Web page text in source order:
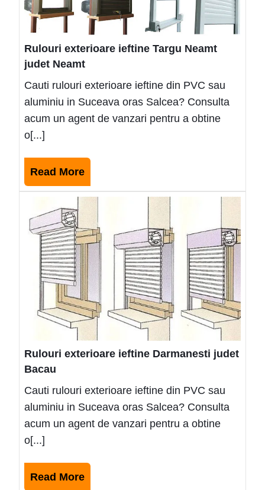
Rulouri exterioare ieftine Targu Neamt
judet Neamt
Cauti rulouri exterioare ieftine din PVC sau
aluminiu in Suceava oras Salcea? Consulta
acum un agent de vanzari pentru a obtine
o[...]
Read MoreRead
More
Rulouri exterioare ieftine Darmanesti judet
Bacau
Cauti rulouri exterioare ieftine din PVC sau
aluminiu in Suceava oras Salcea? Consulta
acum un agent de vanzari pentru a obtine
o[...]
Read MoreRead